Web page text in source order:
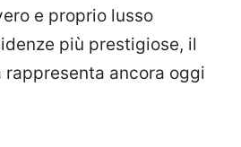
e proprio lusso
più prestigiose, il
rappresenta ancora oggi